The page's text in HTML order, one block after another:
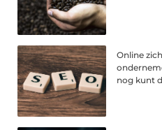
Online
nog kunt